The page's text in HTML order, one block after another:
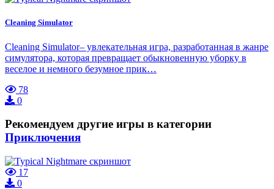
Cleaning Simulator
Cleaning Simulator– увлекательная игра, разработанная в жанре
симулятора, которая превращает обыкновенную уборку в
веселое и немного безумное прик…
78
0
Рекомендуем другие игры в категории
Приключения
17
0